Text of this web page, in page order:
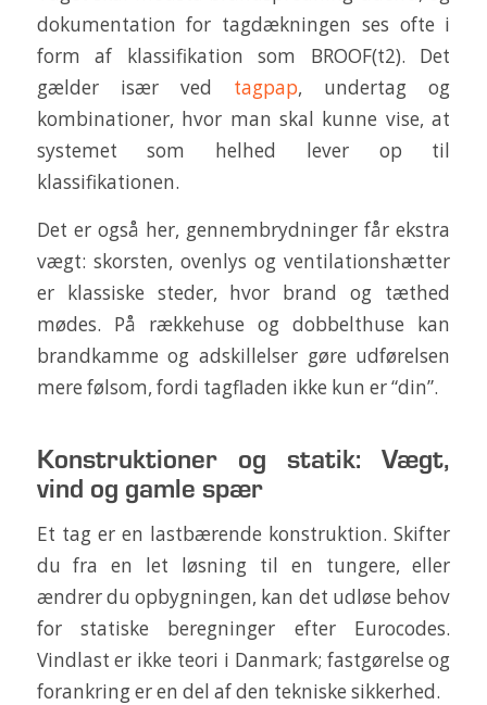
dokumentation for tagdækningen ses ofte i
form af klassifikation som BROOF(t2). Det
gælder især ved tagpap, undertag og
kombinationer, hvor man skal kunne vise, at
systemet som helhed lever op til
klassifikationen.
Det er også her, gennembrydninger får ekstra
vægt: skorsten, ovenlys og ventilationshætter
er klassiske steder, hvor brand og tæthed
mødes. På rækkehuse og dobbelthuse kan
brandkamme og adskillelser gøre udførelsen
mere følsom, fordi tagfladen ikke kun er “din”.
Konstruktioner og statik: Vægt,
vind og gamle spær
Et tag er en lastbærende konstruktion. Skifter
du fra en let løsning til en tungere, eller
ændrer du opbygningen, kan det udløse behov
for statiske beregninger efter Eurocodes.
Vindlast er ikke teori i Danmark; fastgørelse og
forankring er en del af den tekniske sikkerhed.